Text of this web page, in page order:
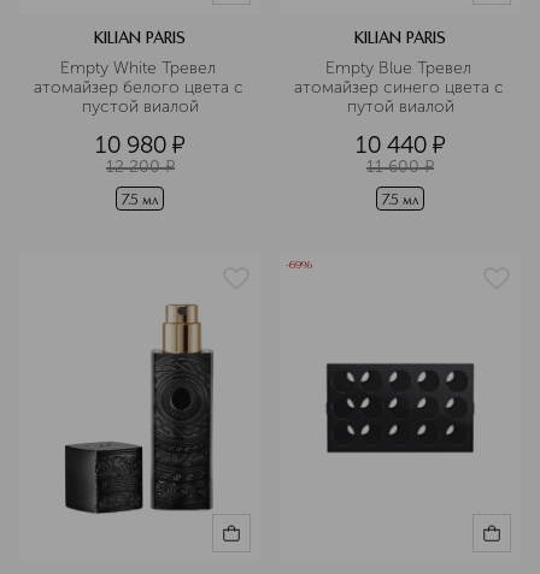
KILIAN PARIS
Empty White Тревел
атомайзер белого цвета с
пустой виалой
10 980 ¤
12 200 ¤
7.5 мл
KILIAN PARIS
Empty Blue Тревел
атомайзер синего цвета с
путой виалой
10 440 ¤
11 600 ¤
7.5 мл
-69%